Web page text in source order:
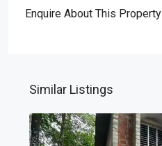
Enquire About This Property
Similar Listings